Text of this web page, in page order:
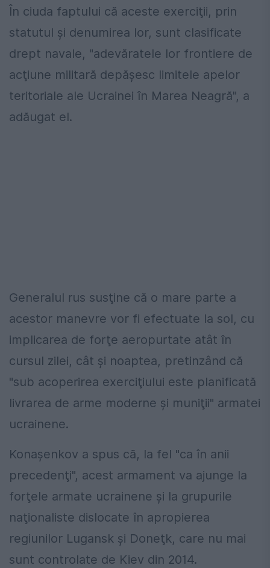
În ciuda faptului că aceste exerciţii, prin
statutul şi denumirea lor, sunt clasificate
drept navale, "adevăratele lor frontiere de
acţiune militară depăşesc limitele apelor
teritoriale ale Ucrainei în Marea Neagră", a
adăugat el.
Generalul rus susţine că o mare parte a
acestor manevre vor fi efectuate la sol, cu
implicarea de forţe aeropurtate atât în
cursul zilei, cât şi noaptea, pretinzând că
"sub acoperirea exerciţiului este planificată
livrarea de arme moderne şi muniţii" armatei
ucrainene.
Konaşenkov a spus că, la fel "ca în anii
precedenţi", acest armament va ajunge la
forţele armate ucrainene şi la grupurile
naţionaliste dislocate în apropierea
regiunilor Lugansk şi Doneţk, care nu mai
sunt controlate de Kiev din 2014.